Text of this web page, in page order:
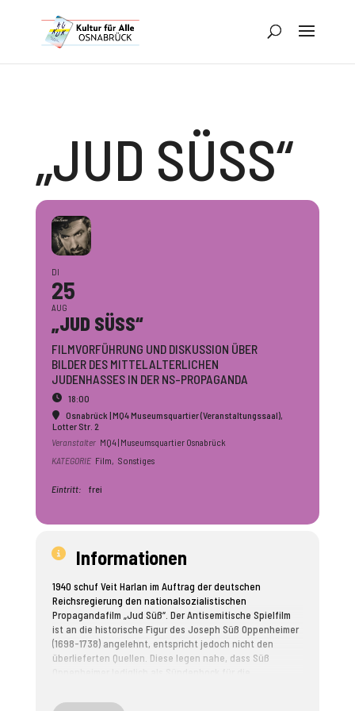
„JUD SÜSS“
DI
25
AUG
„JUD SÜSS“
FILMVORFÜHRUNG UND DISKUSSION ÜBER
BILDER DES MITTELALTERLICHEN
JUDENHASSES IN DER NS-PROPAGANDA
18:00
Osnabrück | MQ4 Museumsquartier (Veranstaltungssaal),
Lotter Str. 2
Veranstalter MQ4 | Museumsquartier Osnabrück
KATEGORIE Film, Sonstiges
Eintritt: frei
Informationen
1940 schuf Veit Harlan im Auftrag der deutschen
Reichsregierung den nationalsozialistischen
Propagandafilm „Jud Süß“. Der Antisemitische Spielfilm
ist an die historische Figur des Joseph Süß Oppenheimer
(1698-1738) angelehnt, entspricht jedoch nicht den
überlieferten Quellen. Diese legen nahe, dass Süß
Württemberg (1684-1737) büßen musste.